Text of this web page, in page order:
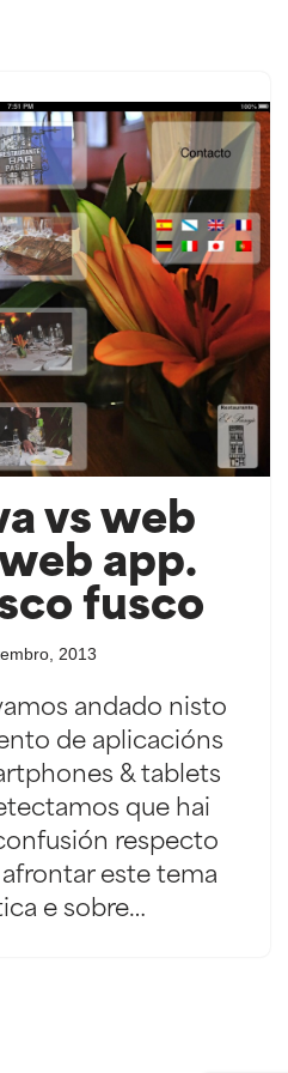
vs web
app.
fusco
2013
andado nisto
de aplicacións
& tablets
que hai
respecto
este tema
e sobre…